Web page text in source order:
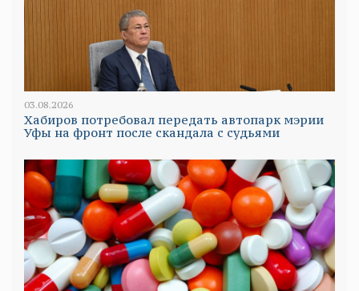
03.08.2026
Хабиров потребовал передать автопарк мэрии
Уфы на фронт после скандала с судьями